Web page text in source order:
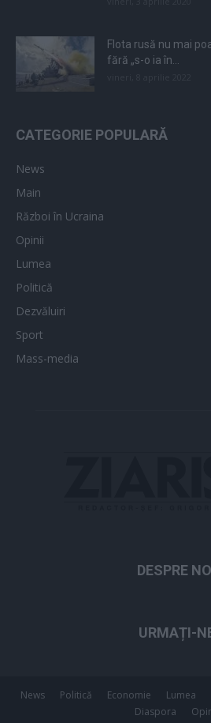
Flota rusă nu mai
fără „s-o ia în...
CATEGORIE POPULARĂ
News
Main
Război în Ucraina
Opinii
Lumea
Politică
Dezvăluiri
Sport
Mass-media
DESPRE
URMAȚI-
News Politică Economie Lumea
Diaspora